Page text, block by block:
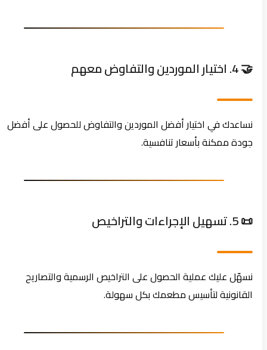
نساعدك في اختيار أفضل الموردين والتفاوض للحصول على أفضل
جودة ممكنة بأسعار تنافسية.
نسهّل عليك عملية الحصول على التراخيص الرسمية والتصاريح
القانونية لتأسيس مطعمك بكل سهولة.